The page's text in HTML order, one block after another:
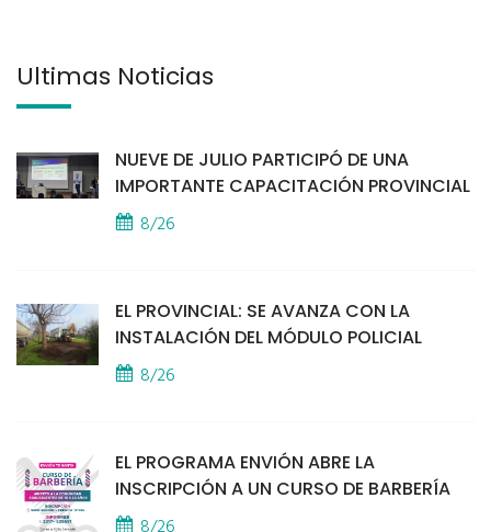
Últimas Noticias
NUEVE DE JULIO PARTICIPÓ DE UNA
IMPORTANTE CAPACITACIÓN PROVINCIAL
8/26
EL PROVINCIAL: SE AVANZA CON LA
INSTALACIÓN DEL MÓDULO POLICIAL
8/26
EL PROGRAMA ENVIÓN ABRE LA
INSCRIPCIÓN A UN CURSO DE BARBERÍA